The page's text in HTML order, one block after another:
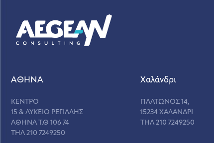
ΑΘΗΝΑ
ΚΕΝΤΡΟ
15 & ΛΥΚΕΙΟ ΡΕΓΙΛΛΗΣ
ΑΘΗΝΑ Τ.Θ 106 74
ΤΗΛ 210 7249250
Χαλάνδρι
ΠΛΑΤΩΝΟΣ 14,
15234 ΧΑΛΑΝΔΡΙ
ΤΗΛ 210 7249250